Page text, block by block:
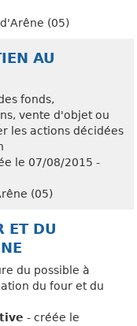
(05)
AU
fonds,
vente d'objet ou
les actions décidées
le 07/08/2015 -
(05)
ET DU
du possible à
du four et du
- créée le